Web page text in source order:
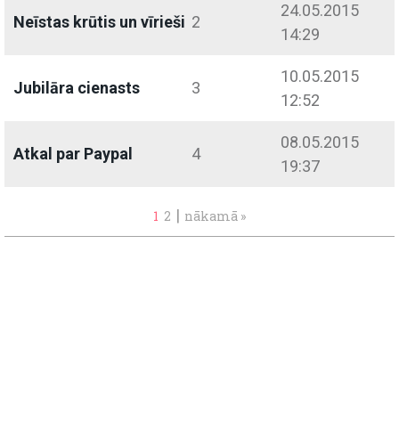
Neīstas krūtis un vīrieši 2
24.05.2015
14:29
Jubilāra cienasts 3
10.05.2015
12:52
Atkal par Paypal 4
08.05.2015
19:37
1 2 | nākamā »